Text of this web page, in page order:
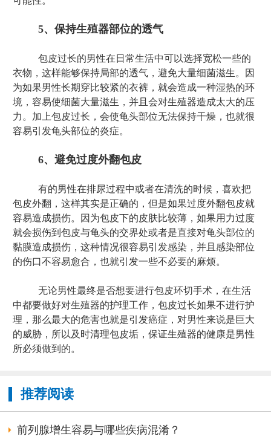
5、保持生殖器部位的透气
包皮过长的男性在日常生活中可以选择宽松一些的
衣物，这样能够保持局部的透气，避免大量细菌滋生。因
为如果男性长期穿比较紧的衣裤，就会造成一种湿热的环
境，容易使细菌大量滋生，并且会对生殖器造成太大的压
力。加上包皮过长，会使龟头部位无法保持干燥，也就很
容易引发龟头部位的炎症。
6、避免过度外翻包皮
有的男性在排尿过程中或者在清洗的时候，喜欢把
包皮外翻，这样其实是正确的，但是如果过度外翻包皮就
容易造成损伤。因为包皮下的皮肤比较薄，如果用力过度
就会损伤到包皮与龟头的交界处或者是直接对龟头部位的
黏膜造成损伤，这种情况很容易引发感染，并且感染部位
的伤口不容易愈合，也就引发一些不必要的麻烦。
无论男性最终是否想要进行包皮环切手术，在生活
中都要做好对生殖器的护理工作，包皮过长如果不进行护
理，那么最大的危害也就是引发癌症，对男性来说是巨大
的威胁，所以及时清理包皮垢，保证生殖器的健康是男性
所必须做到的。
推荐阅读
前列腺增生容易与哪些疾病混淆？